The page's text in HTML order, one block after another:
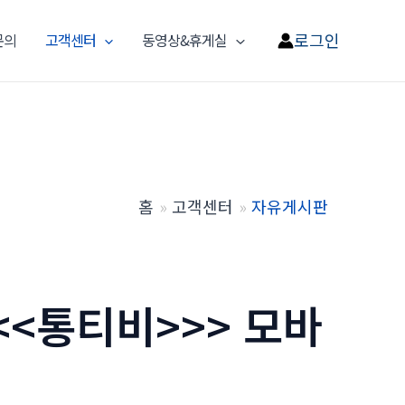
고객센터 동영상&휴게실 로그인
홈 고객센터 자유게시판
통티비>>> 모바